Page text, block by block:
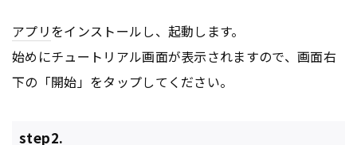
アプリをインストールし、起動します。
始めにチュートリアル画面が表示されますので、画面右
下の「開始」をタップしてください。
step2.